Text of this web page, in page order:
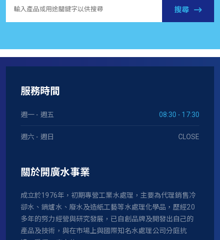
搜尋
服務時間
週一 - 週五 08:30 - 17:30
週六 - 週日 CLOSE
關於開廣水事業
成立於1976年，初期專營工業水處理，主要為代理銷售冷
卻水、鍋爐水、廢水及造紙工藝等水處理化學品，歷經20
多年的努力經營與研究發展，已自創品牌及開發出自己的
產品及技術，與在市場上與國際知名水處理公司分庭抗